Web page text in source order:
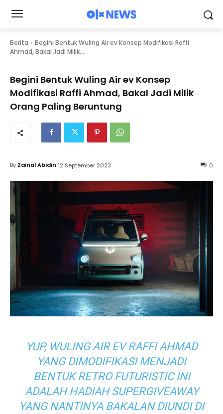
Berita
Begini Bentuk Wuling Air ev Konsep Modifikasi Raffi
Ahmad, Bakal Jadi Milik...
Begini Bentuk Wuling Air ev Konsep
Modifikasi Raffi Ahmad, Bakal Jadi Milik
Orang Paling Beruntung
0
By Zainal Abidin 12 September 2023
YUP, WULING AIR EV RAFFI AHMAD
YANG DIMODIFIKASI MENJADI
BENTUK RETRO FUTURISTIC INI
ADALAH HADIAH SUPERGIVEAWAY
YANG NANTINYA BAKALAN DIUNDI DI